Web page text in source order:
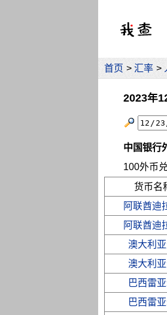
首页 > 汇率 >
2023年
中国银行
100外币兑
货币名
阿联酋迪
阿联酋迪
澳大利
澳大利
巴西雷
巴西雷